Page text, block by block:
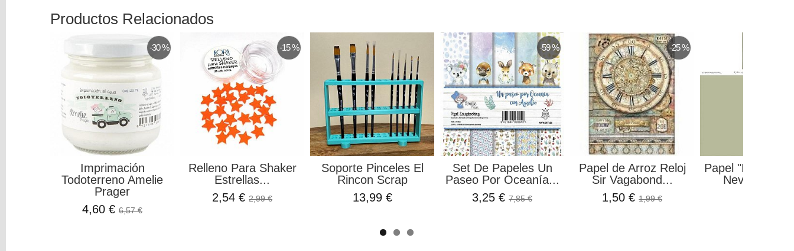
Youtube
Productos Relacionados
-30 %
Imprimación
Todoterreno Amelie
Prager
4,60 €6,57 €
-15 %
Relleno Para Shaker
Estrellas...
2,54 €2,99 €
Soporte Pinceles El
Rincon Scrap
13,99 €
-59 %
Set De Papeles Un
Paseo Por Oceanía...
3,25 €7,85 €
-25 %
Papel de Arroz Reloj
Sir Vagabond...
1,50 €1,99 €
Papel "Los
Nevy 005"